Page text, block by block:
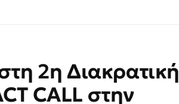
2η Διακρατική
CALL στην